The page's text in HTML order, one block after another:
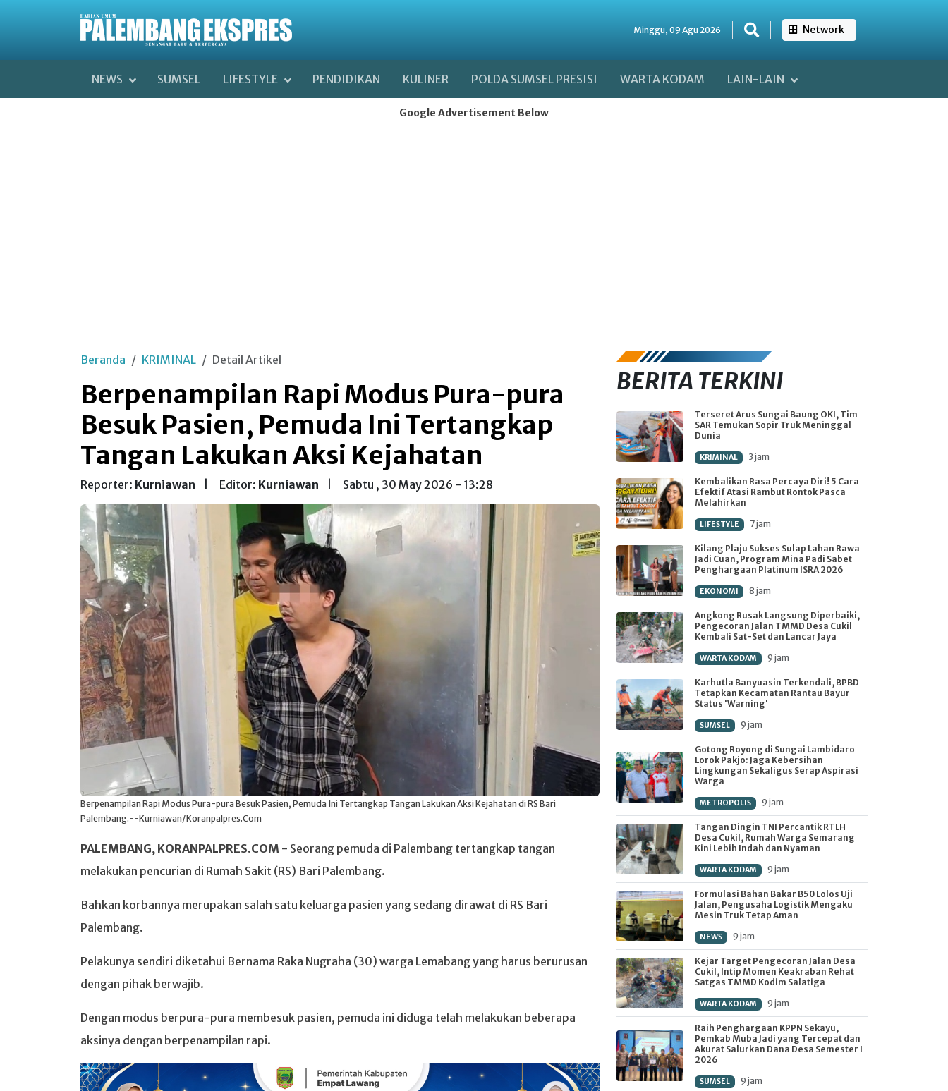
Minggu, 09 Agu 2026 Network
NEWS SUMSEL LIFESTYLE PENDIDIKAN KULINER POLDA SUMSEL PRESISI WARTA KODAM LAIN-LAIN
Google Advertisement Below
Beranda KRIMINAL Detail Artikel
Berpenampilan Rapi Modus Pura-pura
Besuk Pasien, Pemuda Ini Tertangkap
Tangan Lakukan Aksi Kejahatan
Reporter: Kurniawan Editor: Kurniawan Sabtu , 30 May 2026 - 13:28
Berpenampilan Rapi Modus Pura-pura Besuk Pasien, Pemuda Ini Tertangkap Tangan Lakukan Aksi Kejahatan di RS Bari
Palembang.--Kurniawan/Koranpalpres.Com
PALEMBANG, KORANPALPRES.COM - Seorang pemuda di Palembang tertangkap tangan
melakukan pencurian di Rumah Sakit (RS) Bari Palembang.
Bahkan korbannya merupakan salah satu keluarga pasien yang sedang dirawat di RS Bari
Palembang.
Pelakunya sendiri diketahui Bernama Raka Nugraha (30) warga Lemabang yang harus berurusan
dengan pihak berwajib.
Dengan modus berpura-pura membesuk pasien, pemuda ini diduga telah melakukan beberapa
aksinya dengan berpenampilan rapi.
BERITA TERKINI
Terseret Arus Sungai Baung OKI, Tim
SAR Temukan Sopir Truk Meninggal
Dunia
KRIMINAL 3 jam
Kembalikan Rasa Percaya Diri! 5 Cara
Efektif Atasi Rambut Rontok Pasca
Melahirkan
LIFESTYLE 7 jam
Kilang Plaju Sukses Sulap Lahan Rawa
Jadi Cuan, Program Mina Padi Sabet
Penghargaan Platinum ISRA 2026
EKONOMI 8 jam
Angkong Rusak Langsung Diperbaiki,
Pengecoran Jalan TMMD Desa Cukil
Kembali Sat-Set dan Lancar Jaya
WARTA KODAM 9 jam
Karhutla Banyuasin Terkendali, BPBD
Tetapkan Kecamatan Rantau Bayur
Status 'Warning'
SUMSEL 9 jam
Gotong Royong di Sungai Lambidaro
Lorok Pakjo: Jaga Kebersihan
Lingkungan Sekaligus Serap Aspirasi
Warga
METROPOLIS 9 jam
Tangan Dingin TNI Percantik RTLH
Desa Cukil, Rumah Warga Semarang
Kini Lebih Indah dan Nyaman
WARTA KODAM 9 jam
Formulasi Bahan Bakar B50 Lolos Uji
Jalan, Pengusaha Logistik Mengaku
Mesin Truk Tetap Aman
NEWS 9 jam
Kejar Target Pengecoran Jalan Desa
Cukil, Intip Momen Keakraban Rehat
Satgas TMMD Kodim Salatiga
WARTA KODAM 9 jam
Raih Penghargaan KPPN Sekayu,
Pemkab Muba Jadi yang Tercepat dan
Akurat Salurkan Dana Desa Semester I
2026
SUMSEL 9 jam